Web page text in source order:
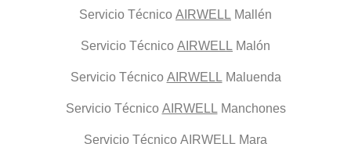
Servicio Técnico AIRWELL Mallén
Servicio Técnico AIRWELL Malón
Servicio Técnico AIRWELLMaluenda
Servicio Técnico AIRWELLManchones
Servicio Técnico AIRWELL Mara